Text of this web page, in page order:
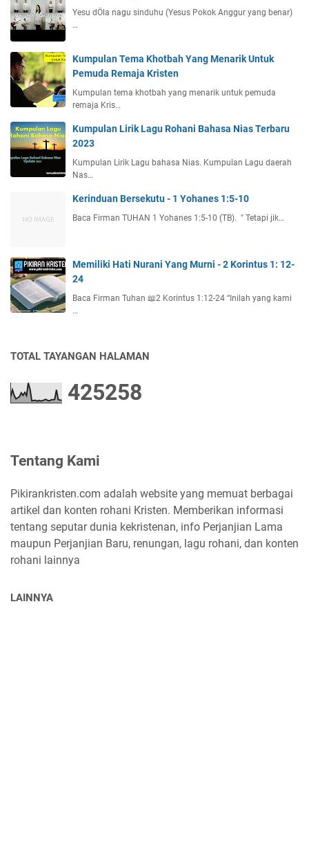
Yesu dÖla nagu sinduhu (Yesus Pokok Anggur yang benar)
…
Kumpulan Tema Khotbah Yang Menarik Untuk
Pemuda Remaja Kristen
Kumpulan tema khotbah yang menarik untuk pemuda
remaja Kris…
Kumpulan Lirik Lagu Rohani Bahasa Nias Terbaru
2023
Kumpulan Lirik Lagu bahasa Nias. Kumpulan Lagu daerah
Nas…
Kerinduan Bersekutu - 1 Yohanes 1:5-10
Baca Firman TUHAN 1 Yohanes 1:5-10 (TB). " Tetapi jik…
Memiliki Hati Nurani Yang Murni - 2 Korintus 1: 12-
24
Baca Firman Tuhan 📖2 Korintus 1:12-24 “Inilah yang kami
…
TOTAL TAYANGAN HALAMAN
425258
Tentang Kami
Pikirankristen.com adalah website yang memuat berbagai
artikel dan konten rohani Kristen. Memberikan informasi
tentang seputar dunia kekristenan, info Perjanjian Lama
maupun Perjanjian Baru, renungan, lagu rohani, dan konten
rohani lainnya
LAINNYA